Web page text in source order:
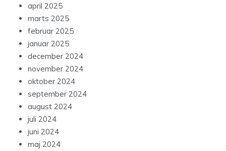
april 2025
marts 2025
februar 2025
januar 2025
december 2024
november 2024
oktober 2024
september 2024
august 2024
juli 2024
juni 2024
maj 2024